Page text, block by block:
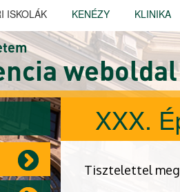
ISKOLÁK KENÉZY KLINIKA
weboldal
XXX.
Tisztelettel